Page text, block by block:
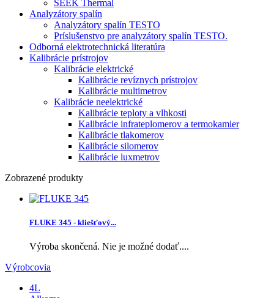
SEEK Thermal
Analyzátory spalín
Analyzátory spalín TESTO
Príslušenstvo pre analyzátory spalín TESTO.
Odborná elektrotechnická literatúra
Kalibrácie prístrojov
Kalibrácie elektrické
Kalibrácie revíznych prístrojov
Kalibrácie multimetrov
Kalibrácie neelektrické
Kalibrácie teploty a vlhkosti
Kalibrácie infrateplomerov a termokamier
Kalibrácie tlakomerov
Kalibrácie silomerov
Kalibrácie luxmetrov
Zobrazené produkty
FLUKE 345 - kliešťový...
Výroba skončená. Nie je možné dodať....
Výrobcovia
4L